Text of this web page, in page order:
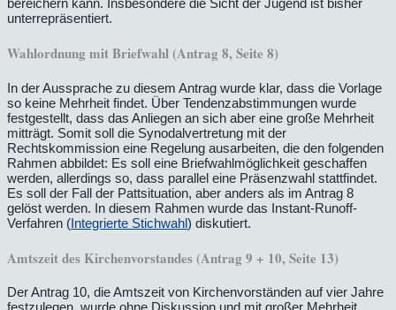
unterrepräsentiert.
Wahlordnung mit Briefwahl (Antrag 8, Seite 8)
In der Aussprache zu diesem Antrag wurde klar, dass die Vorlage
so keine Mehrheit findet. Über Tendenzabstimmungen wurde
festgestellt, dass das Anliegen an sich aber eine große Mehrheit
mitträgt. Somit soll die Synodalvertretung mit der
Rechtskommission eine Regelung ausarbeiten, die den folgenden
Rahmen abbildet: Es soll eine Briefwahlmöglichkeit geschaffen
werden, allerdings so, dass parallel eine Präsenzwahl stattfindet.
Es soll der Fall der Pattsituation, aber anders als im Antrag 8
gelöst werden. In diesem Rahmen wurde das Instant-Runoff-
Verfahren (Integrierte Stichwahl) diskutiert.
Amtszeit des Kirchenvorstandes (Antrag 9 + 10, Seite 13)
Der Antrag 10, die Amtszeit von Kirchenvorständen auf vier Jahre